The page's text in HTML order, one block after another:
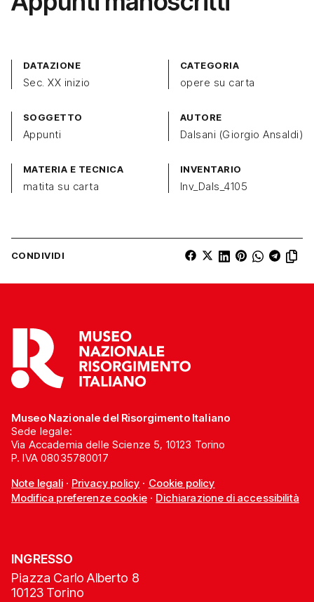
DATAZIONE
Sec. XX inizio
CATEGORIA
opere su carta
SOGGETTO
Appunti
AUTORE
Dalsani (Giorgio Ansaldi)
MATERIA E TECNICA
matita su carta
INVENTARIO
Inv_Dals_4105
CONDIVIDI
Museo Nazionale del Risorgimento Italiano
Sede legale:
Via Accademia delle Scienze 5, 10123 Torino
P. IVA 08035780017
Note legali· Privacy policy · Cookie policy
Modifica preferenze cookie· Dichiarazione di accessibilità
INGRESSO
Piazza Carlo Alberto 8
10123 Torino